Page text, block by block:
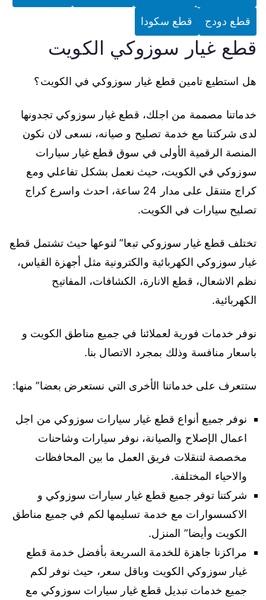
قطع دودج قطع سكودا
قطع غيار سوزوكي الكويت
هل استطيع تامين قطع غيار سوزوكي في الكويت؟
خدماتنا مصممة من اجلك، قطع غيار سوزوكي تجدونها
لدى شركتنا مع خدمة تصليح و صيانه، نسعى لان نكون
المنصة الرقمية الأولى في سوق قطع غيار سيارات
سوزوكي في الكويت، حيث نعمل بشكل تفاعلي ومع
كراج متنقل على مدار 24 ساعة، احدث واسرع كراج
تصليح سيارات في الكويت.
تختلف قطع غيار سوزوكي تبعا” لنوعها حيث تشتمل قطع
غيار سوزوكي الكهربائية والكترونية مثل أجهزة القياس،
نظم الاشعال، قطع الانارة، الكشافات، المفاتيح
الكهربائية.
نوفر خدمات فورية لعملائنا في جميع مناطق الكويت و
باسعار منافسة وذلك بمجرد الاتصال بنا.
ستتعرف على خدماتنا الأخرى التي نستعرض بعضا” منها:
نوفر جميع أنواع قطع غيار سيارات سوزوكي من اجل
اعمال الإصلاح والصيانة، نوفر سيارات وشاحنات
مخصصة لتنقلات فريق العمل ما بين المحافظات
والاحياء المختلفة.
شركتنا توفر جميع قطع غيار سيارات سوزوكي و
الاكسسوارات مع خدمة تسليمها لكم في جميع مناطق
الكويت وأيضا” المنزل.
مراكزنا جاهزة للخدمة السريعة بأفضل خدمة قطع
غيار سوزوكي الكويت وباقل سعر، حيث نوفر لكم
جميع خدمات تبديل قطع غيار سيارات سوزوكي مع